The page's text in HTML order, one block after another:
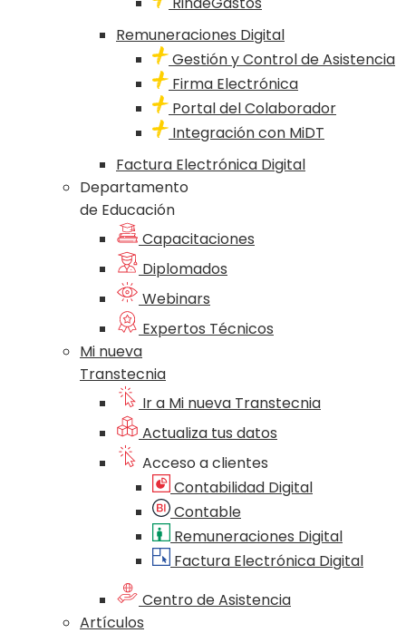
Remuneraciones Digital
Gestión y Control de Asistencia
Firma Electrónica
Portal del Colaborador
Integración con MiDT
Factura Electrónica Digital
Departamento
de Educación
Capacitaciones
Diplomados
Webinars
Expertos Técnicos
Mi nueva
Transtecnia
Ir a Mi nueva Transtecnia
Actualiza tus datos
Acceso a clientes
Contabilidad Digital
Contable
Remuneraciones Digital
Factura Electrónica Digital
Centro de Asistencia
Artículos